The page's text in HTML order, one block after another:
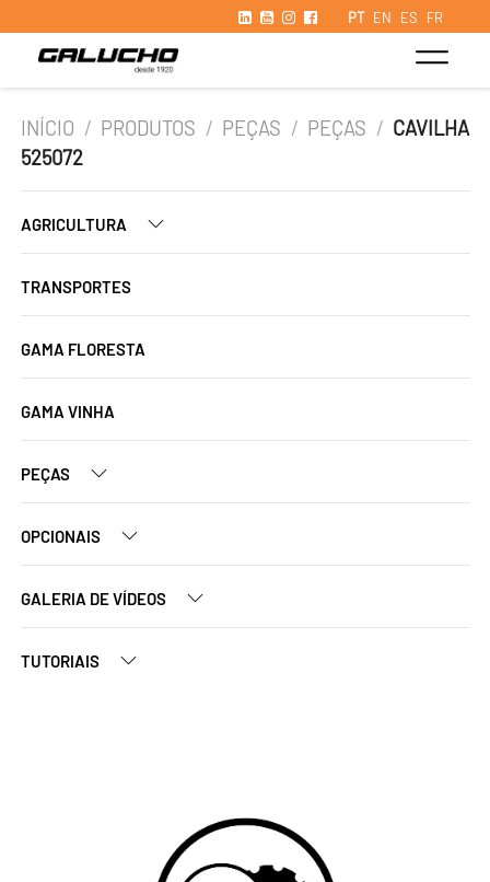
PT EN ES FR
INÍCIO / PRODUTOS / PEÇAS / PEÇAS / CAVILHA
525072
AGRICULTURA
TRANSPORTES
GAMA FLORESTA
GAMA VINHA
PEÇAS
OPCIONAIS
GALERIA DE VÍDEOS
TUTORIAIS